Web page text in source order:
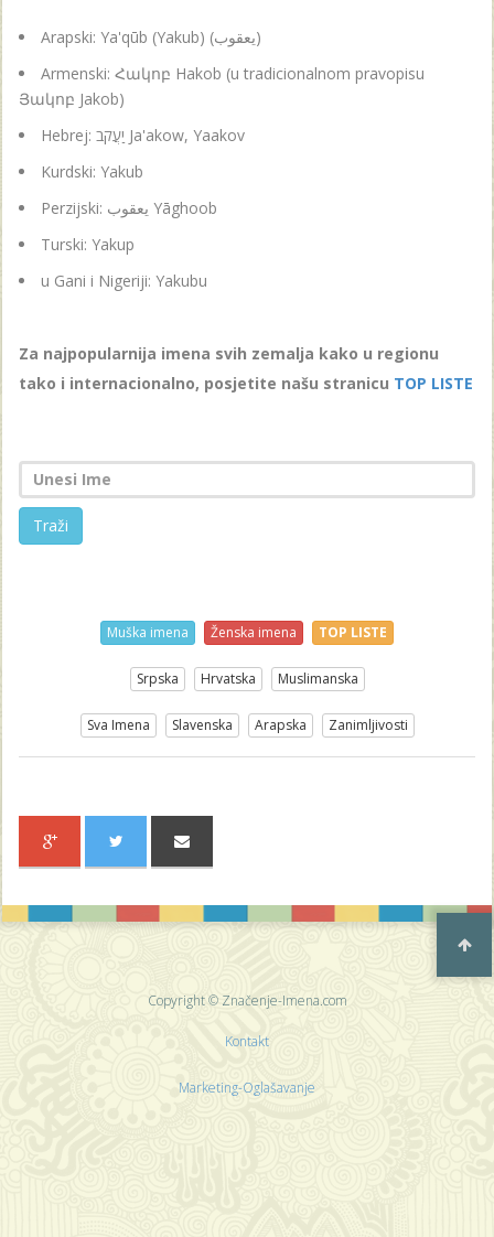
Arapski: Ya'qūb (Yakub) (يعقوب)
Armenski: Հակոբ Hakob (u tradicionalnom pravopisu
Յակոբ Jakob)
Hebrej: יַעֲקֹב Ja'akow, Yaakov
Kurdski: Yakub
Perzijski: یعقوب Yāghoob
Turski: Yakup
u Gani i Nigeriji: Yakubu
Za najpopularnija imena svih zemalja kako u regionu
tako i internacionalno, posjetite našu stranicu TOP LISTE
Traži
Muška imena Ženska imena TOP LISTE
Srpska Hrvatska Muslimanska
Sva Imena Slavenska Arapska Zanimljivosti
Copyright © Značenje-Imena.com
Kontakt
Marketing-Oglašavanje